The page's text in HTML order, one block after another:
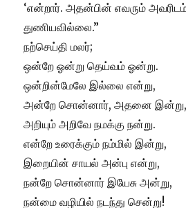
‘என்றார். அதன்பின் எவரும்
துணியவில்லை.”
நற்செய்தி மலர்;
ஒன்றே ஓன்று தெய்வம் ஓன்று.
ஒன்றின்மேலே இல்லை என்று,
அன்றே சொன்னார், அதனை இன்று,
அறியும் அறிவே நமக்கு நன்று.
என்றே உரைக்கும் நம்மில் இன்று,
இறையின் சாயல் அன்பு என்று,
நன்றே சொன்னார் இயேசு அன்று,
நன்மை வழியில் நடந்து சென்று!